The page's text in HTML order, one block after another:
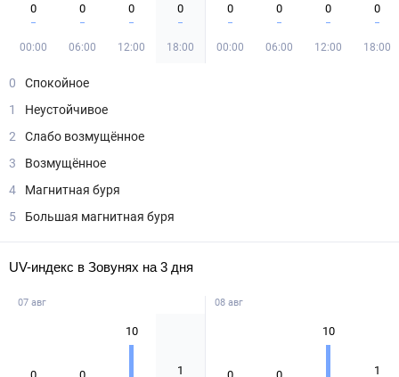
0
00:00
0
06:00
0
12:00
0
18:00
0
00:00
0
06:00
0
12:00
0
18:00
0
Спокойное
1
Неустойчивое
2
Слабо возмущённое
3
Возмущённое
4
Магнитная буря
5
Большая магнитная буря
UV-индекс в Зовунях на 3 дня
07 авг
10
1
08 авг
10
1